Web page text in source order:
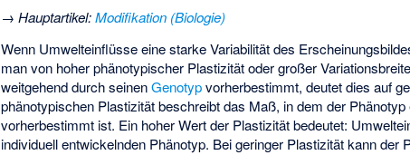
→Hauptartikel:Modifikation (Biologie)
Wenn Umwelteinflüsse eine starke Variabilität des
man von hoher phänotypischer Plastizität oder großer
weitgehend durch seinenGenotypvorherbestimmt, deutet dies auf
phänotypischen Plastizität beschreibt das Maß, in dem der
vorherbestimmt ist. Ein hoher Wert der Plastizität bedeutet:
individuell entwickelnden Phänotyp. Bei geringer Plastizität kann